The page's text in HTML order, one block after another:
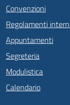
Convenzioni
Regolamenti
Appuntamenti
Segreteria
Modulistica
Calendario